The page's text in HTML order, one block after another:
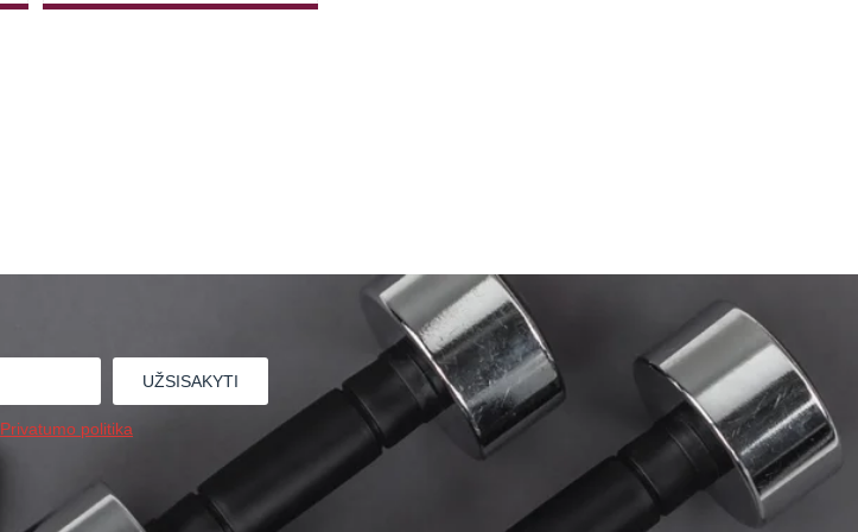
Privatumo politika